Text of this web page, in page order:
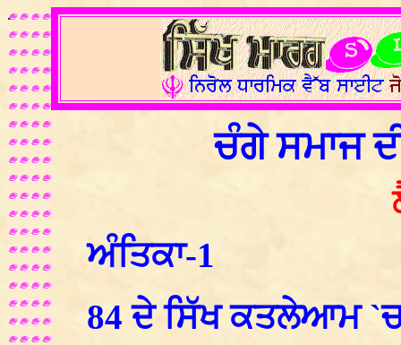
.
ਚੰਗੇ ਸਮਾਜ
ਅੰਤਿਕਾ-1
84 ਦੇ ਸਿੱਖ ਕਤਲੇਆਮ